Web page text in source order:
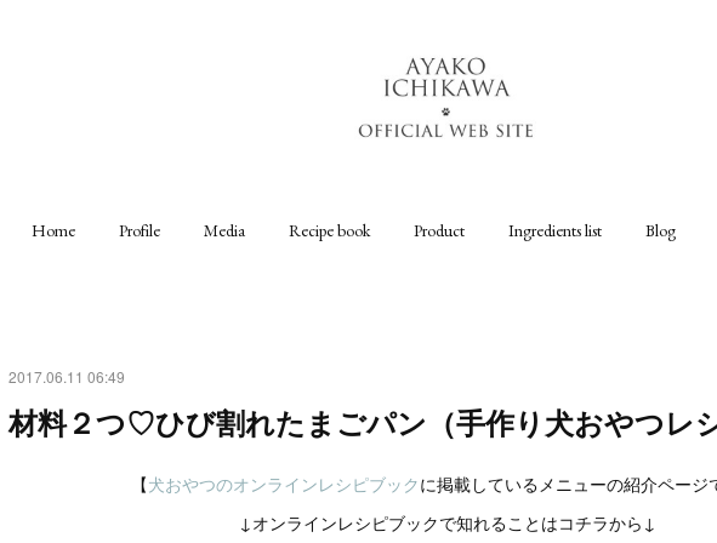
Home Profile Media Recipe book Product Ingredients list Blog
2017.06.11 06:49
材料２つ♡ひび割れたまごパン（手作り犬おやつレ
【犬おやつのオンラインレシピブックに掲載しているメニューの紹介ページ
↓オンラインレシピブックで知れることはコチラから↓